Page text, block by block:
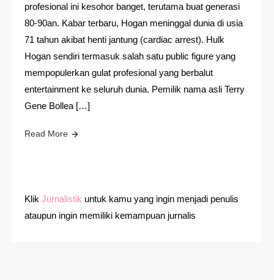
profesional ini kesohor banget, terutama buat generasi
80-90an. Kabar terbaru, Hogan meninggal dunia di usia
71 tahun akibat henti jantung (cardiac arrest). Hulk
Hogan sendiri termasuk salah satu public figure yang
mempopulerkan gulat profesional yang berbalut
entertainment ke seluruh dunia. Pemilik nama asli Terry
Gene Bollea […]
Read More
Klik Jurnalistik untuk kamu yang ingin menjadi penulis
ataupun ingin memiliki kemampuan jurnalis